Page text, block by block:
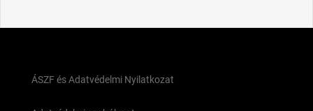
ÁSZF és Adatvédelmi Nyilatkozat